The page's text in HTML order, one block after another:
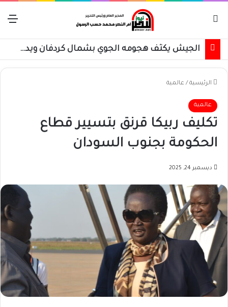
الجيش يكثف هجومه الجوي بشمال كردفان ويدفع بتعزيزات عسكرية
الرئيسية / عالمية
عالمية
تكليف ربيكا قرنق بتسيير قطاع
الحكومة بجنوب السودان
ديسمبر 24, 2025